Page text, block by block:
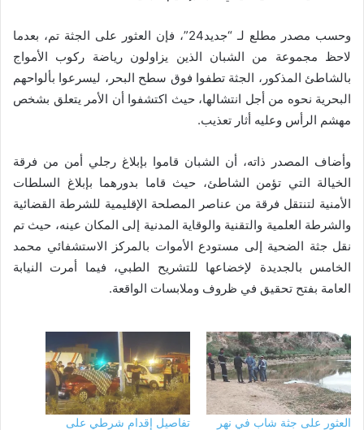
وحسب مصدر مطلع لـ “جديد24”، فإن العثور على الجثة تم، بعدما
لاحظ مجموعة من الشبان الذين يزاولون رياضة ركوب الأمواج
بالشاطئ المذكور، الجثة تطفوا فوق سطح البحر، ليسرعوا بألواحهم
البحرية نحوه من أجل انتشالها، حيث اكتشفوا أن الأمر يتعلق بشخص
مهشم الرأس وعليه أثار تعذيب.
وأضاف المصدر ذاته، أن الشبان قاموا بإبلاغ رجلي أمن من فرقة
الخيالة التي تؤمن الشاطئ، حيث قاما بدورهما بإبلاغ السلطات
الأمنية لتنتقل فرقة من عناصر المصلحة الإقليمية للشرطة القضائية
والشرطة العلمية والتقنية والوقاية المدنية إلى المكان عينه، حيث تم
نقل جثة الضحية إلى مستودع الأموات بالمركز الاستشفائي محمد
الخامس بالجديدة لإخضاعها للتشريح الطبي، فيما أمرت النيابة
العامة بفتح تحقيق في ظروف وملابسات الواقعة.
العثور على جثة شاب في نهر
تفاصيل إقدام شرطي على